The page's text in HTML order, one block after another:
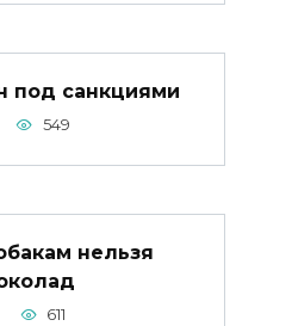
под санкциями
549
нельзя
611